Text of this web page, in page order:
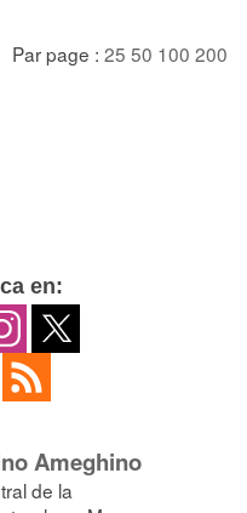
Par page : 25 50 100 200
en:
Ameghino
de la